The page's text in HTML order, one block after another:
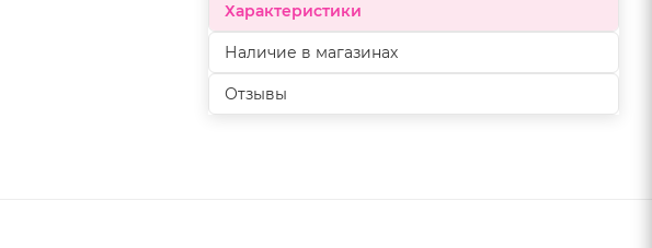
Характеристики
Наличие в магазинах
Отзывы